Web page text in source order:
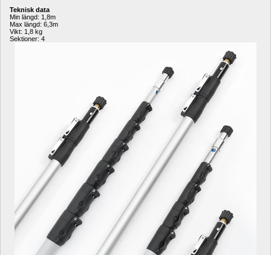
Teknisk data
Min längd: 1,8m
Max längd: 6,3m
Vikt: 1,8 kg
Sektioner: 4